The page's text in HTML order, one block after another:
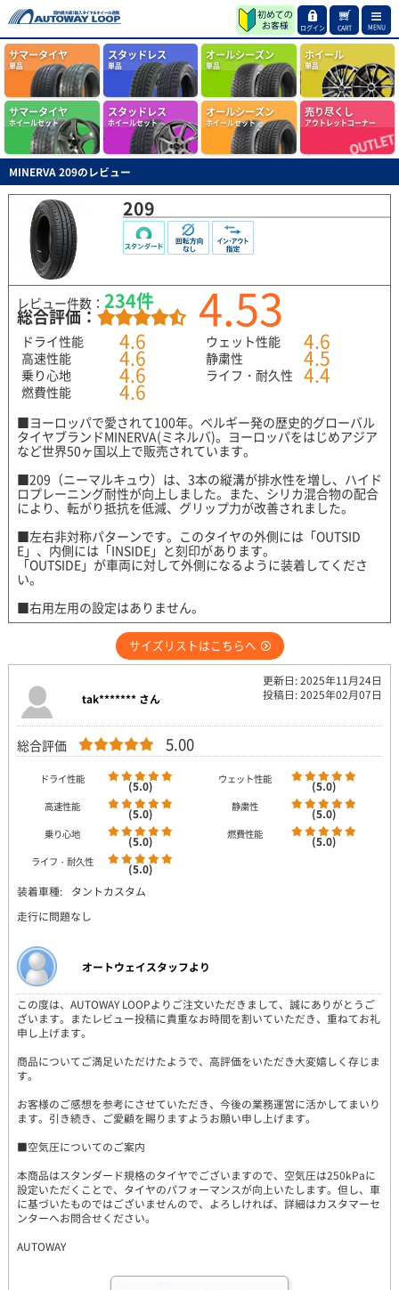
ログイン CART MENU
サマータイヤ
単品
スタッドレス
単品
オールシーズン
単品
ホイール
単品
サマータイヤ
ホイールセット
スタッドレス
ホイールセット
オールシーズン
ホイールセット
売り尽くし
アウトレットコーナー
MINERVA 209のレビュー
209
レビュー件数： 234件
総合評価： 4.53
ドライ性能 4.6 ウェット性能 4.6
高速性能 4.6 静粛性 4.5
乗り心地 4.6 ライフ・耐久性 4.4
燃費性能 4.6
■ヨーロッパで愛されて100年。ベルギー発の歴史的グローバル
タイヤブランドMINERVA(ミネルバ)。ヨーロッパをはじめアジア
など世界50ヶ国以上で販売されています。
■209（ニーマルキュウ）は、3本の縦溝が排水性を増し、ハイド
ロプレーニング耐性が向上しました。また、シリカ混合物の配合
により、転がり抵抗を低減、グリップ力が改善されました。
■左右非対称パターンです。このタイヤの外側には「OUTSID
E」、内側には「INSIDE」と刻印があります。
「OUTSIDE」が車両に対して外側になるように装着してくださ
い。
■右用左用の設定はありません。
サイズリストはこちらへ
更新日: 2025年11月24日
投稿日: 2025年02月07日
tak******* さん
総合評価 5.00
ドライ性能 (5.0) ウェット性能 (5.0)
高速性能 (5.0) 静粛性 (5.0)
乗り心地 (5.0) 燃費性能 (5.0)
ライフ・耐久性
(5.0)
装着車種:
タントカスタム
走行に問題なし
オートウェイスタッフより
この度は、AUTOWAY LOOPよりご注文いただきまして、誠にありがとうご
ざいます。またレビュー投稿に貴重なお時間を割いていただき、重ねてお礼
申し上げます。
商品についてご満足いただけたようで、高評価をいただき大変嬉しく存じま
す。
お客様のご感想を参考にさせていただき、今後の業務運営に活かしてまいり
ます。引き続き、ご愛顧を賜りますようお願い申し上げます。
■空気圧についてのご案内
本商品はスタンダード規格のタイヤでございますので、空気圧は250kPaに
設定いただくことで、タイヤのパフォーマンスが向上いたします。但し、車
に基づいたものではございませんので、よろしければ、詳細はカスタマーセ
ンターへお問合せください。
AUTOWAY